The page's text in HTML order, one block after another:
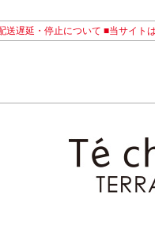
遅延・停止について ■当サイト